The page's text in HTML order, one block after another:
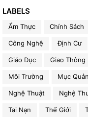
LABELS
Ẩm Thực Chính Sách
Công Nghệ Định Cư
Giáo Dục Giao Thông
Môi Trường Mục
Nghệ Thuật Nghệ
Tai Nạn Thế Giới